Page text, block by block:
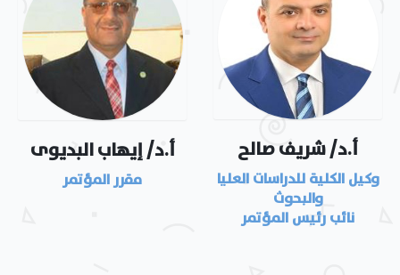
أ.د/ شريف صالح
وكيل الكلية للدراسات العليا
والبحوث
نائب رئيس المؤتمر
أ.د/ إيهاب البديوى
مقرر المؤتمر